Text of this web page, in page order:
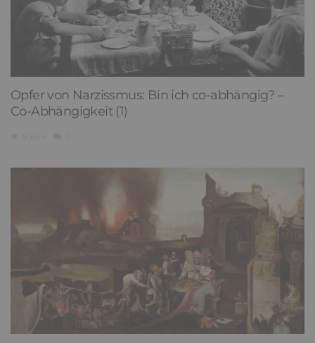
Opfer von Narzissmus: Bin ich co-abhängig? –
Co-Abhängigkeit (1)